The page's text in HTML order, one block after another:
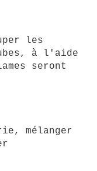
les
à l'aide
seront
mélanger